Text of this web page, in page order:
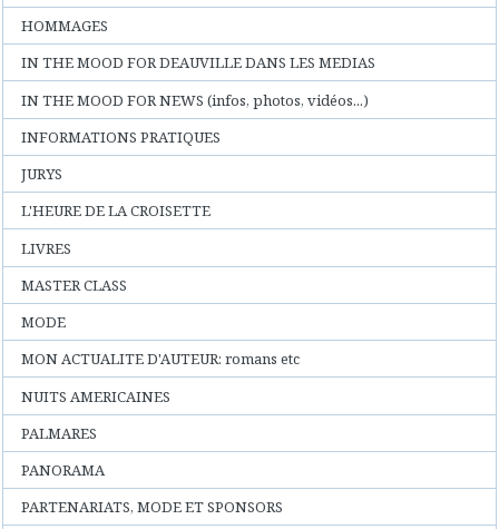
HOMMAGES
IN THE MOOD FOR DEAUVILLE DANS LES MEDIAS
IN THE MOOD FOR NEWS (infos, photos, vidéos...)
INFORMATIONS PRATIQUES
JURYS
L'HEURE DE LA CROISETTE
LIVRES
MASTER CLASS
MODE
MON ACTUALITE D'AUTEUR: romans etc
NUITS AMERICAINES
PALMARES
PANORAMA
PARTENARIATS, MODE ET SPONSORS